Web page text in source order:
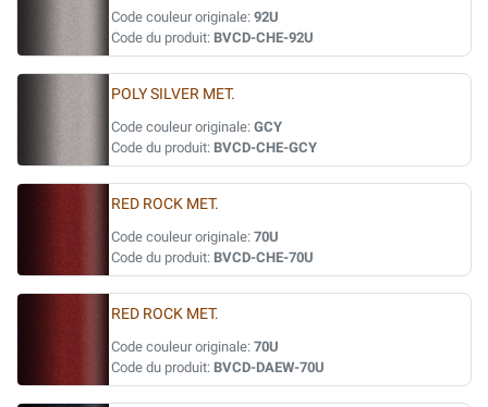
Code couleur originale: 92U
Code du produit: BVCD-CHE-92U
POLY SILVER MET.
Code couleur originale: GCY
Code du produit: BVCD-CHE-GCY
RED ROCK MET.
Code couleur originale: 70U
Code du produit: BVCD-CHE-70U
RED ROCK MET.
Code couleur originale: 70U
Code du produit: BVCD-DAEW-70U